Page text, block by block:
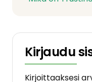
Kirjaudu
Kirjoittaaksesi